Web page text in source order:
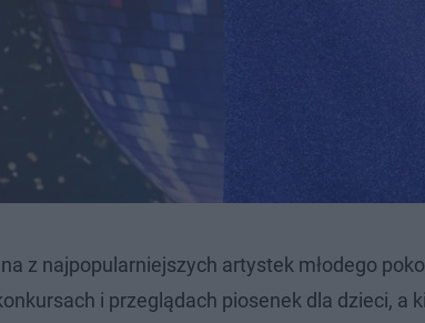
z najpopularniejszych artystek młodego
i przeglądach piosenek dla dzieci, a